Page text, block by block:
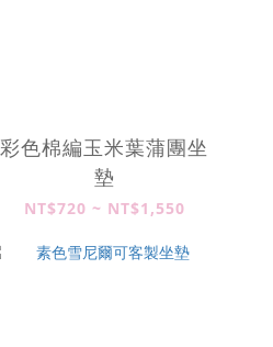
彩色棉編玉米葉蒲團坐
墊
NT$720 ~ NT$1,550